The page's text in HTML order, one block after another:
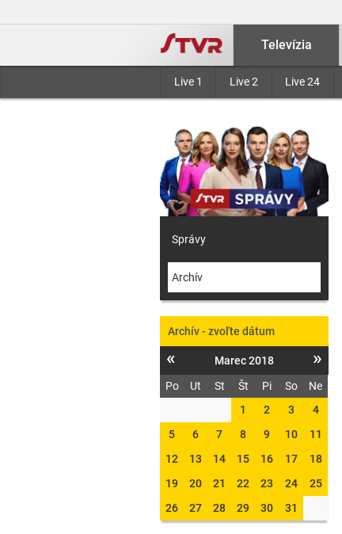
Televízia
Live 1 Live 2 Live 24
Správy
Archív
Archív - zvoľte dátum
« Marec 2018 »
Po Ut St Št Pi So
Ne
1
2 3
4
5
6 7 8 9 10
11
12
13 14 15 16 17
18
19
20 21 22 23 24
25
26
27 28 29 30 31